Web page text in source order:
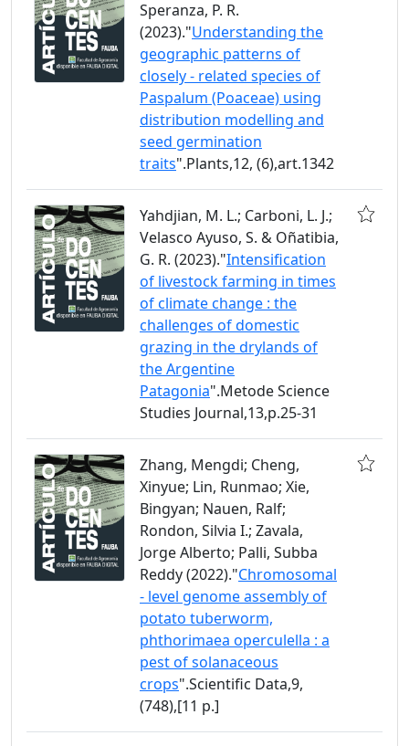
Speranza, P. R.
(2023)."Understanding the
geographic patterns of
closely - related species of
Paspalum (Poaceae) using
distribution modelling and
seed germination
traits".Plants,12, (6),art.1342
Yahdjian, M. L.; Carboni, L. J.;
Velasco Ayuso, S. & Oñatibia,
G. R. (2023)."Intensification
of livestock farming in times
of climate change : the
challenges of domestic
grazing in the drylands of
the Argentine
Patagonia".Metode Science
Studies Journal,13,p.25-31
Zhang, Mengdi; Cheng,
Xinyue; Lin, Runmao; Xie,
Bingyan; Nauen, Ralf;
Rondon, Silvia I.; Zavala,
Jorge Alberto; Palli, Subba
Reddy (2022)."Chromosomal
- level genome assembly of
potato tuberworm,
phthorimaea operculella : a
pest of solanaceous
crops".Scientific Data,9,
(748),[11 p.]